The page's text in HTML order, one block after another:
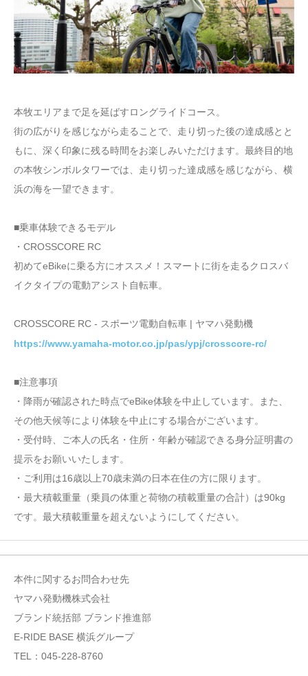
本牧エリアまで足を延ばすロングライドコース。
街の広がりを感じながら走ることで、走り切った後の達成感とと
もに、深く印象に残る時間をお楽しみいただけます。最終目的地
の本牧シンボルタワーでは、走り切った達成感を感じながら、横
浜の海を一望できます。
■乗車体験できるモデル
・CROSSCORE RC
初めてeBikeに乗る方にオススメ！スマートに街を走るクロスバ
イクタイプの電動アシスト自転車。
CROSSCORE RC - スポーツ電動自転車 | ヤマハ発動機
https://www.yamaha-motor.co.jp/pas/ypj/crosscore-rc/
■注意事項
・降雨が確認された時点でeBike体験を中止しています。また、
その他天候等により体験を中止にする場合がございます。
・受付時、ご本人の氏名・住所・年齢が確認できる身分証明書の
提示をお願いいたします。
・ご利用は16歳以上70歳未満の日本在住の方に限ります。
・最大積載重量（乗員の体重と荷物の積載重量の合計）は90kg
です。最大積載重量を超えないようにしてください。
本件に関するお問合わせ先
ヤマハ発動機株式会社
ブランド統括部 ブランド推進部
E-RIDE BASE 横浜グループ
TEL：045-228-8760